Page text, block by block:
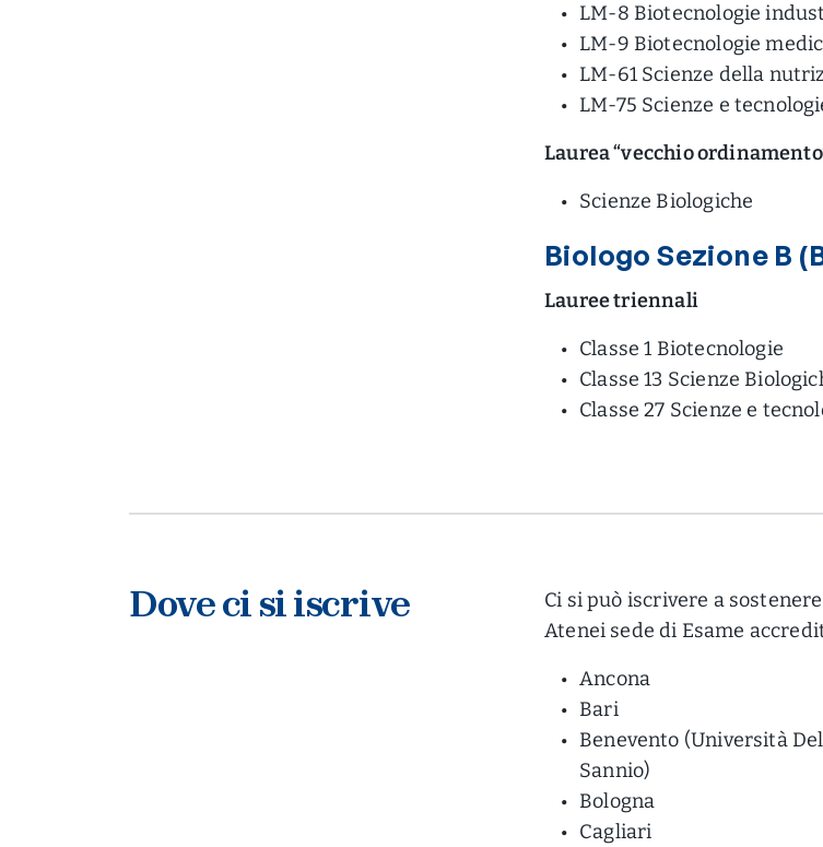
LM-8 Biotecnologie
LM-9 Biotecnologie
LM-61 Scienze della
LM-75 Scienze e
Laurea “vecchio
Scienze Biologiche
Biologo Sezione B
Lauree triennali
Classe 1 Biotecnologie
Classe 13 Scienze
Classe 27 Scienze e
Dove ci si iscrive
Ci si può iscrivere a
Atenei sede di Esame
Ancona
Bari
Benevento (Università Del
Sannio)
Bologna
Cagliari